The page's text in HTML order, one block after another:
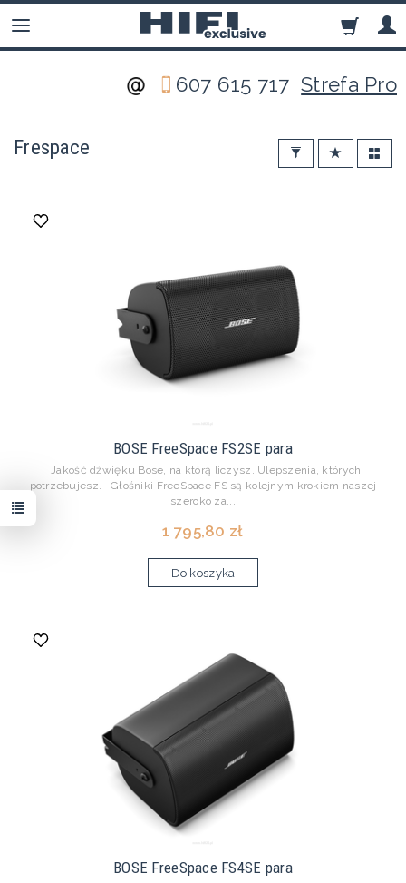
607 615 717Strefa Pro
Frespace
BOSE FreeSpace FS2SE para
Jakość dźwięku Bose, na którą liczysz. Ulepszenia, których
potrzebujesz. Głośniki FreeSpace FS są kolejnym krokiem naszej
szeroko za...
1 795,80 zł
Do koszyka
BOSE FreeSpace FS4SE para